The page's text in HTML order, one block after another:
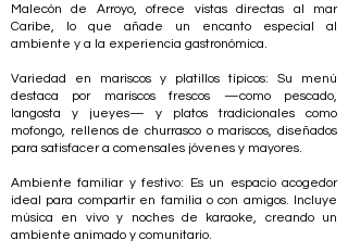
Malecón de Arroyo, ofrece vistas directas al mar
Caribe, lo que añade un encanto especial al
ambiente y a la experiencia gastronómica.
Variedad en mariscos y platillos típicos: Su menú
destaca por mariscos frescos —como pescado,
langosta y jueyes— y platos tradicionales como
mofongo, rellenos de churrasco o mariscos, diseñados
para satisfacer a comensales jóvenes y mayores.
Ambiente familiar y festivo: Es un espacio acogedor
ideal para compartir en familia o con amigos. Incluye
música en vivo y noches de karaoke, creando un
ambiente animado y comunitario.